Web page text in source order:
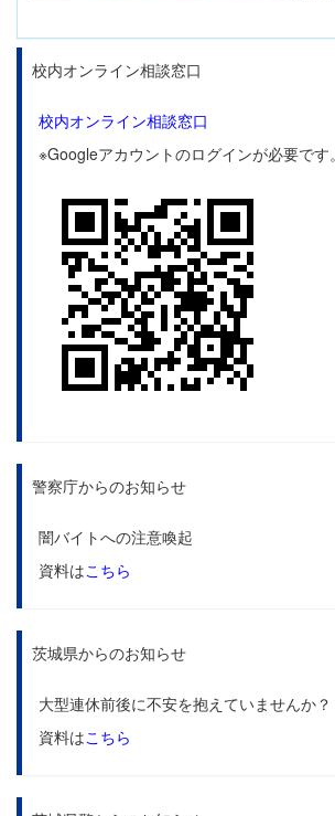
校内オンライン相談窓口
校内オンライン相談窓口
※Googleアカウントのログインが必要です。
警察庁からのお知らせ
闇バイトへの注意喚起
資料はこちら
茨城県からのお知らせ
大型連休前後に不安を抱えていませんか？
資料はこちら